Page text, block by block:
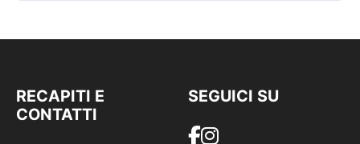
RECAPITI E
CONTATTI
SEGUICI SU